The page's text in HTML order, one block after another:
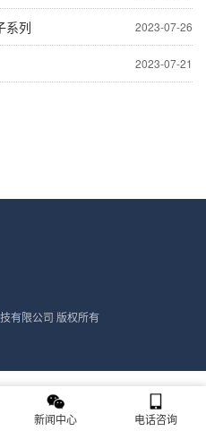
2023-07-26
系列
2023-07-21
有限公司 版权所有
新闻中心 电话咨询